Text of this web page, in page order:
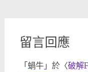
留言回應
「 蝸牛」於〈破解